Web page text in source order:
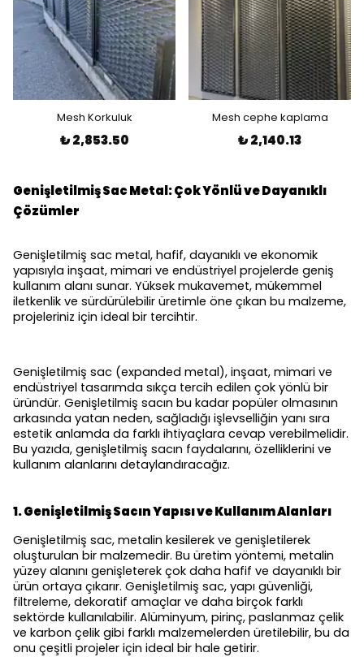
Mesh Korkuluk
₺ 2,853.50
Mesh cephe kaplama
₺ 2,140.13
Genişletilmiş Sac Metal: Çok Yönlü ve Dayanıklı
Çözümler
Genişletilmiş sac metal, hafif, dayanıklı ve ekonomik
yapısıyla inşaat, mimari ve endüstriyel projelerde geniş
kullanım alanı sunar. Yüksek mukavemet, mükemmel
iletkenlik ve sürdürülebilir üretimle öne çıkan bu malzeme,
projeleriniz için ideal bir tercihtir.
Genişletilmiş sac (expanded metal), inşaat, mimari ve
endüstriyel tasarımda sıkça tercih edilen çok yönlü bir
üründür. Genişletilmiş sacın bu kadar popüler olmasının
arkasında yatan neden, sağladığı işlevselliğin yanı sıra
estetik anlamda da farklı ihtiyaçlara cevap verebilmelidir.
Bu yazıda, genişletilmiş sacın faydalarını, özelliklerini ve
kullanım alanlarını detaylandıracağız.
1. Genişletilmiş Sacın Yapısı ve Kullanım Alanları
Genişletilmiş sac, metalin kesilerek ve genişletilerek
oluşturulan bir malzemedir. Bu üretim yöntemi, metalin
yüzey alanını genişleterek çok daha hafif ve dayanıklı bir
ürün ortaya çıkarır. Genişletilmiş sac, yapı güvenliği,
filtreleme, dekoratif amaçlar ve daha birçok farklı
sektörde kullanılabilir. Alüminyum, pirinç, paslanmaz çelik
ve karbon çelik gibi farklı malzemelerden üretilebilir, bu da
onu çeşitli projeler için ideal bir hale getirir.